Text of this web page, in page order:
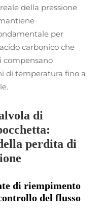
della pressione
per
carbonico che
compensano
di temperatura fino a
di
perdita di
di riempimento
del flusso